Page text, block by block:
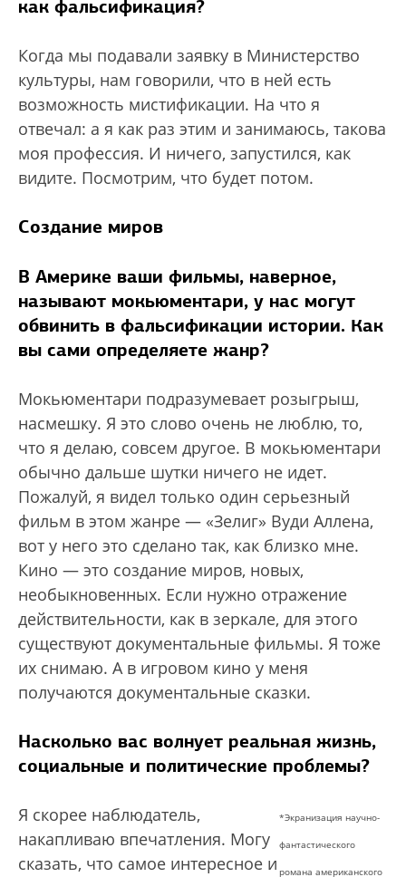
как фальсификация?
Когда мы подавали заявку в Министерство
культуры, нам говорили, что в ней есть
возможность мистификации. На что я
отвечал: а я как раз этим и занимаюсь, такова
моя профессия. И ничего, запустился, как
видите. Посмотрим, что будет потом.
Создание миров
В Америке ваши фильмы, наверное,
называют мокьюментари, у нас могут
обвинить в фальсификации истории. Как
вы сами определяете жанр?
Мокьюментари подразумевает розыгрыш,
насмешку. Я это слово очень не люблю, то,
что я делаю, совсем другое. В мокьюментари
обычно дальше шутки ничего не идет.
Пожалуй, я видел только один серьезный
фильм в этом жанре — «Зелиг» Вуди Аллена,
вот у него это сделано так, как близко мне.
Кино — это создание миров, новых,
необыкновенных. Если нужно отражение
действительности, как в зеркале, для этого
существуют документальные фильмы. Я тоже
их снимаю. А в игровом кино у меня
получаются документальные сказки.
Насколько вас волнует реальная жизнь,
социальные и политические проблемы?
*Экранизация научно-
фантастического
романа американского
Я скорее наблюдатель,
накапливаю впечатления. Могу
сказать, что самое интересное и